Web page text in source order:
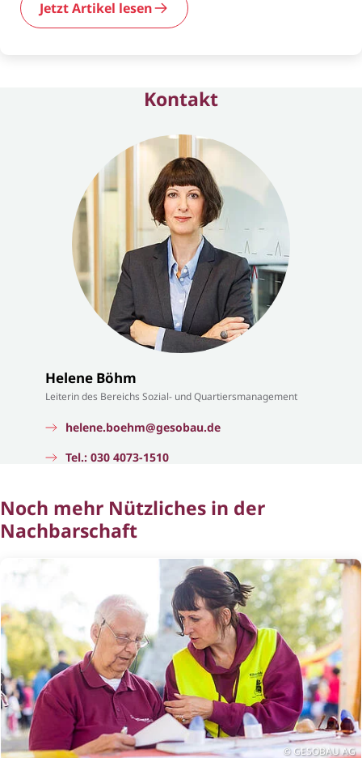
Jetzt Artikel lesen
Kontakt
Helene Böhm
Leiterin des Bereichs Sozial- und Quartiersmanagement
helene.boehm@gesobau.de
Tel.: 030 4073-1510
Noch mehr Nützliches in der
Nachbarschaft
GESOBAU AG